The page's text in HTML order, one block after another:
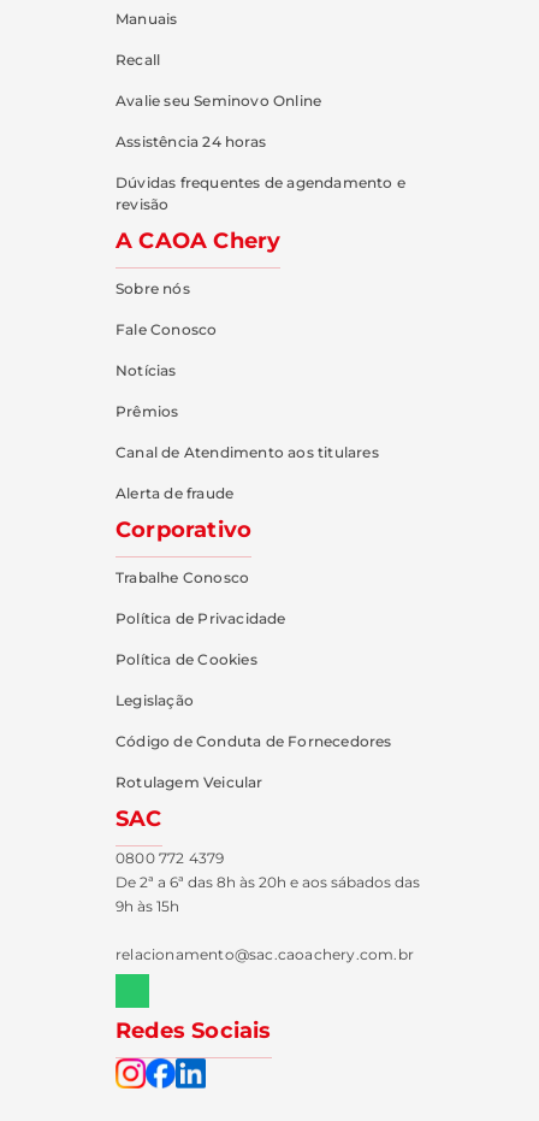
Manuais
Recall
Avalie seu Seminovo Online
Assistência 24 horas
Dúvidas frequentes de agendamento e
revisão
A CAOA Chery
Sobre nós
Fale Conosco
Notícias
Prêmios
Canal de Atendimento aos titulares
Alerta de fraude
Corporativo
Trabalhe Conosco
Política de Privacidade
Política de Cookies
Legislação
Código de Conduta de Fornecedores
Rotulagem Veicular
SAC
0800 772 4379
De 2ª a 6ª das 8h às 20h e aos sábados das
9h às 15h
relacionamento@sac.caoachery.com.br
Redes Sociais